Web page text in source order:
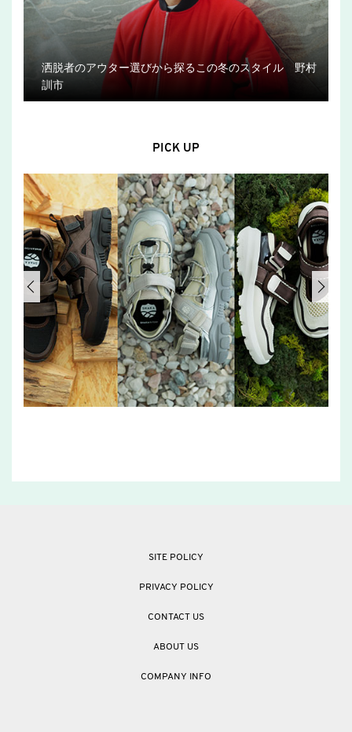
洒脱者のアウター選びから探るこの冬のスタイル 野村
訓市
PICK UP
SITE POLICY
PRIVACY POLICY
CONTACT US
ABOUT US
COMPANY INFO